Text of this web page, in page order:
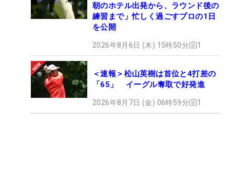
朝のホテル出発から、ラウンド後の
練習まで」忙しく過ごすプロの1日
を公開
2026年8月6日 (木) 15時50分 1
＜速報＞松山英樹は首位と4打差の
「65」 イーグル奪取で好発進
2026年8月7日 (金) 06時59分 1